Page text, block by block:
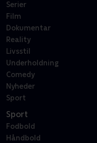
Serier
Film
Dokumentar
Reality
Livsstil
Underholdning
Comedy
Nyheder
Sport
Sport
Fodbold
Håndbold